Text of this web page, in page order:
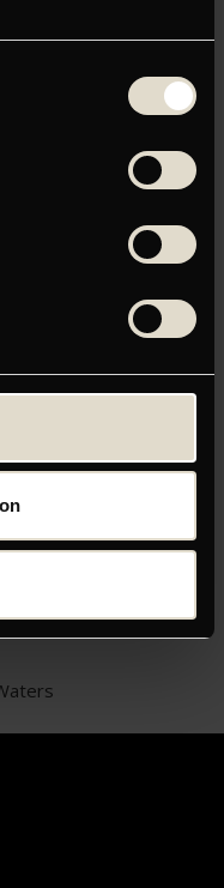
at tale om Elvis,